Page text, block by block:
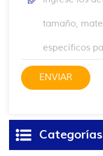
Categorías